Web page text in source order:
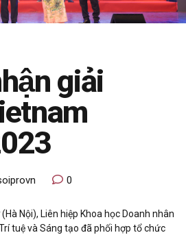
giải
0
Nội), Liên hiệp Khoa học Doanh nhân
tuệ và Sáng tạo đã phối hợp tổ chức